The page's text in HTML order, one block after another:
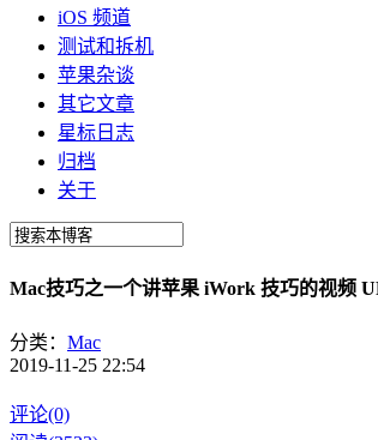
iOS 频道
测试和拆机
苹果杂谈
其它文章
星标日志
归档
关于
Mac技巧之一个讲苹果 iWork 技巧的视频
分类： Mac
2019-11-25 22:54
评论(0)